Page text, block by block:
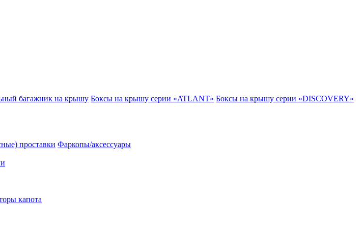
багажник на крышу Боксы на крышу серии «ATLANT» Боксы на крышу серии «DISCOVERY»
проставки Фаркопы/аксессуары
капота